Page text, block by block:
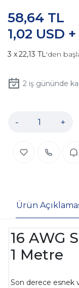
1,02 USD
58,64 TL
22,13 TL'den
2iş gününde
- +
Ürün
16 AWG
1 Metre
Son derece esnek